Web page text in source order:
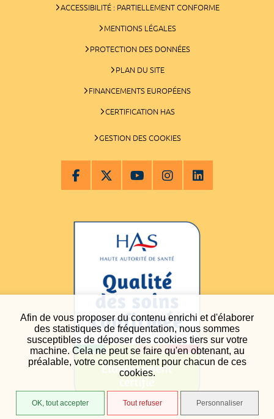
Afin de vous proposer du contenu enrichi et d'élaborer
des statistiques de fréquentation, nous sommes
susceptibles de déposer des cookies tiers sur votre
machine. Cela ne peut se faire qu'en obtenant, au
préalable, votre consentement pour chacun de ces
cookies.
OK, tout accepter Tout refuser Personnaliser
ACCESSIBILITÉ : PARTIELLEMENT CONFORME
MENTIONS LÉGALES
PROTECTION DES DONNÉES
PLAN DU SITE
FINANCEMENTS EUROPÉENS
CERTIFICATION HAS
GESTION DES COOKIES